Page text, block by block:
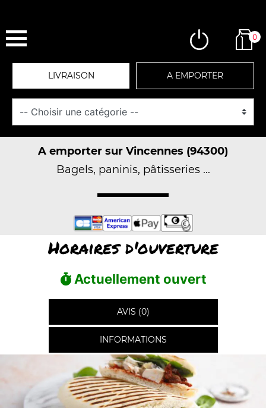
0
LIVRAISON A EMPORTER
A emporter sur Vincennes (94300)
Bagels, paninis, pâtisseries ...
Horaires d'ouverture
Actuellement ouvert
AVIS (0)
INFORMATIONS